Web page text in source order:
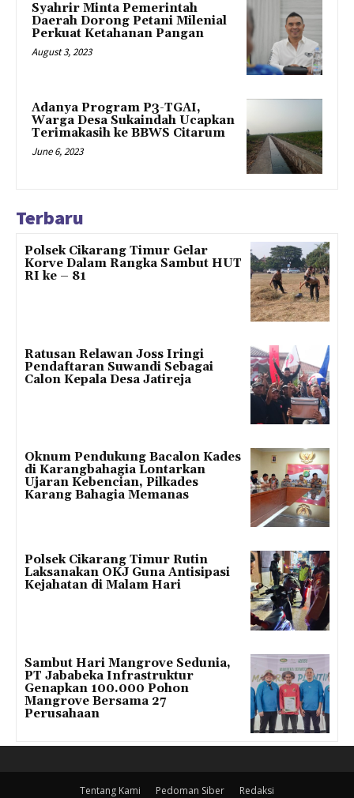
Syahrir Minta Pemerintah
Daerah Dorong Petani Milenial
Perkuat Ketahanan Pangan
August 3, 2023
Adanya Program P3-TGAI,
Warga Desa Sukaindah Ucapkan
Terimakasih ke BBWS Citarum
June 6, 2023
Terbaru
Polsek Cikarang Timur Gelar
Korve Dalam Rangka Sambut HUT
RI ke – 81
Ratusan Relawan Joss Iringi
Pendaftaran Suwandi Sebagai
Calon Kepala Desa Jatireja
Oknum Pendukung Bacalon Kades
di Karangbahagia Lontarkan
Ujaran Kebencian, Pilkades
Karang Bahagia Memanas
Polsek Cikarang Timur Rutin
Laksanakan OKJ Guna Antisipasi
Kejahatan di Malam Hari
Sambut Hari Mangrove Sedunia,
PT Jababeka Infrastruktur
Genapkan 100.000 Pohon
Mangrove Bersama 27
Perusahaan
Tentang Kami Pedoman Siber Redaksi